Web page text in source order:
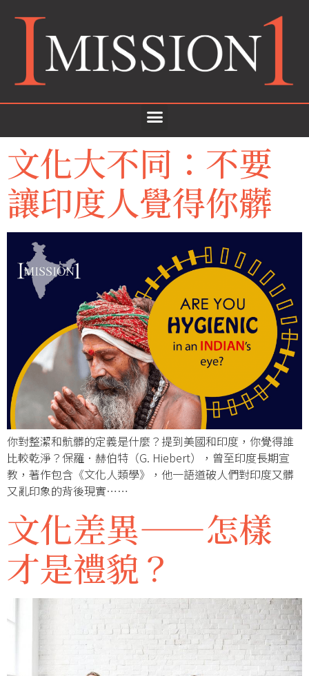
文化大不同：不要
讓印度人覺得你髒
你對整潔和骯髒的定義是什麼？提到美國和印度，你覺得誰
比較乾淨？保羅．赫伯特（G. Hiebert），曾至印度長期宣
教，著作包含《文化人類學》，他一語道破人們對印度又髒
又亂印象的背後現實……
文化差異——怎樣
才是禮貌？